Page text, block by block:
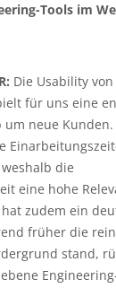
Tools im
Die Usability
für uns eine
um neue
die
eine hohe
zudem ein
früher die
stand,